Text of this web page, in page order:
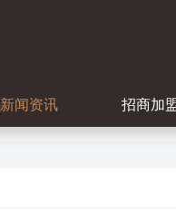
新闻资讯 招商加